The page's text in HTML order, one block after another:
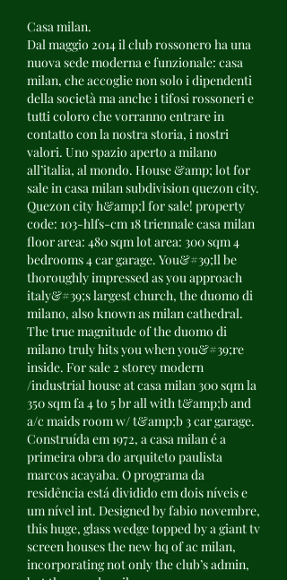
Casa milan.
Dal maggio 2014 il club rossonero ha una
nuova sede moderna e funzionale: casa
milan, che accoglie non solo i dipendenti
della società ma anche i tifosi rossoneri e
tutti coloro che vorranno entrare in
contatto con la nostra storia, i nostri
valori. Uno spazio aperto a milano
all’italia, al mondo. House &amp; lot for
sale in casa milan subdivision quezon city.
Quezon city h&amp;l for sale! property
code: 103-hlfs-cm 18 triennale casa milan
floor area: 480 sqm lot area: 300 sqm 4
bedrooms 4 car garage. You&#39;ll be
thoroughly impressed as you approach
italy&#39;s largest church, the duomo di
milano, also known as milan cathedral.
The true magnitude of the duomo di
milano truly hits you when you&#39;re
inside. For sale 2 storey modern
/industrial house at casa milan 300 sqm la
350 sqm fa 4 to 5 br all with t&amp;b and
a/c maids room w/ t&amp;b 3 car garage.
Construída em 1972, a casa milan é a
primeira obra do arquiteto paulista
marcos acayaba. O programa da
residência está dividido em dois níveis e
um nível int. Designed by fabio novembre,
this huge, glass wedge topped by a giant tv
screen houses the new hq of ac milan,
incorporating not only the club’s admin,